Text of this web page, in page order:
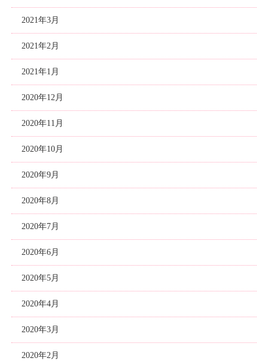
2021年3月
2021年2月
2021年1月
2020年12月
2020年11月
2020年10月
2020年9月
2020年8月
2020年7月
2020年6月
2020年5月
2020年4月
2020年3月
2020年2月